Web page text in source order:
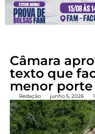
Câmara
texto que
menor porte
Redação junho 5, 2026